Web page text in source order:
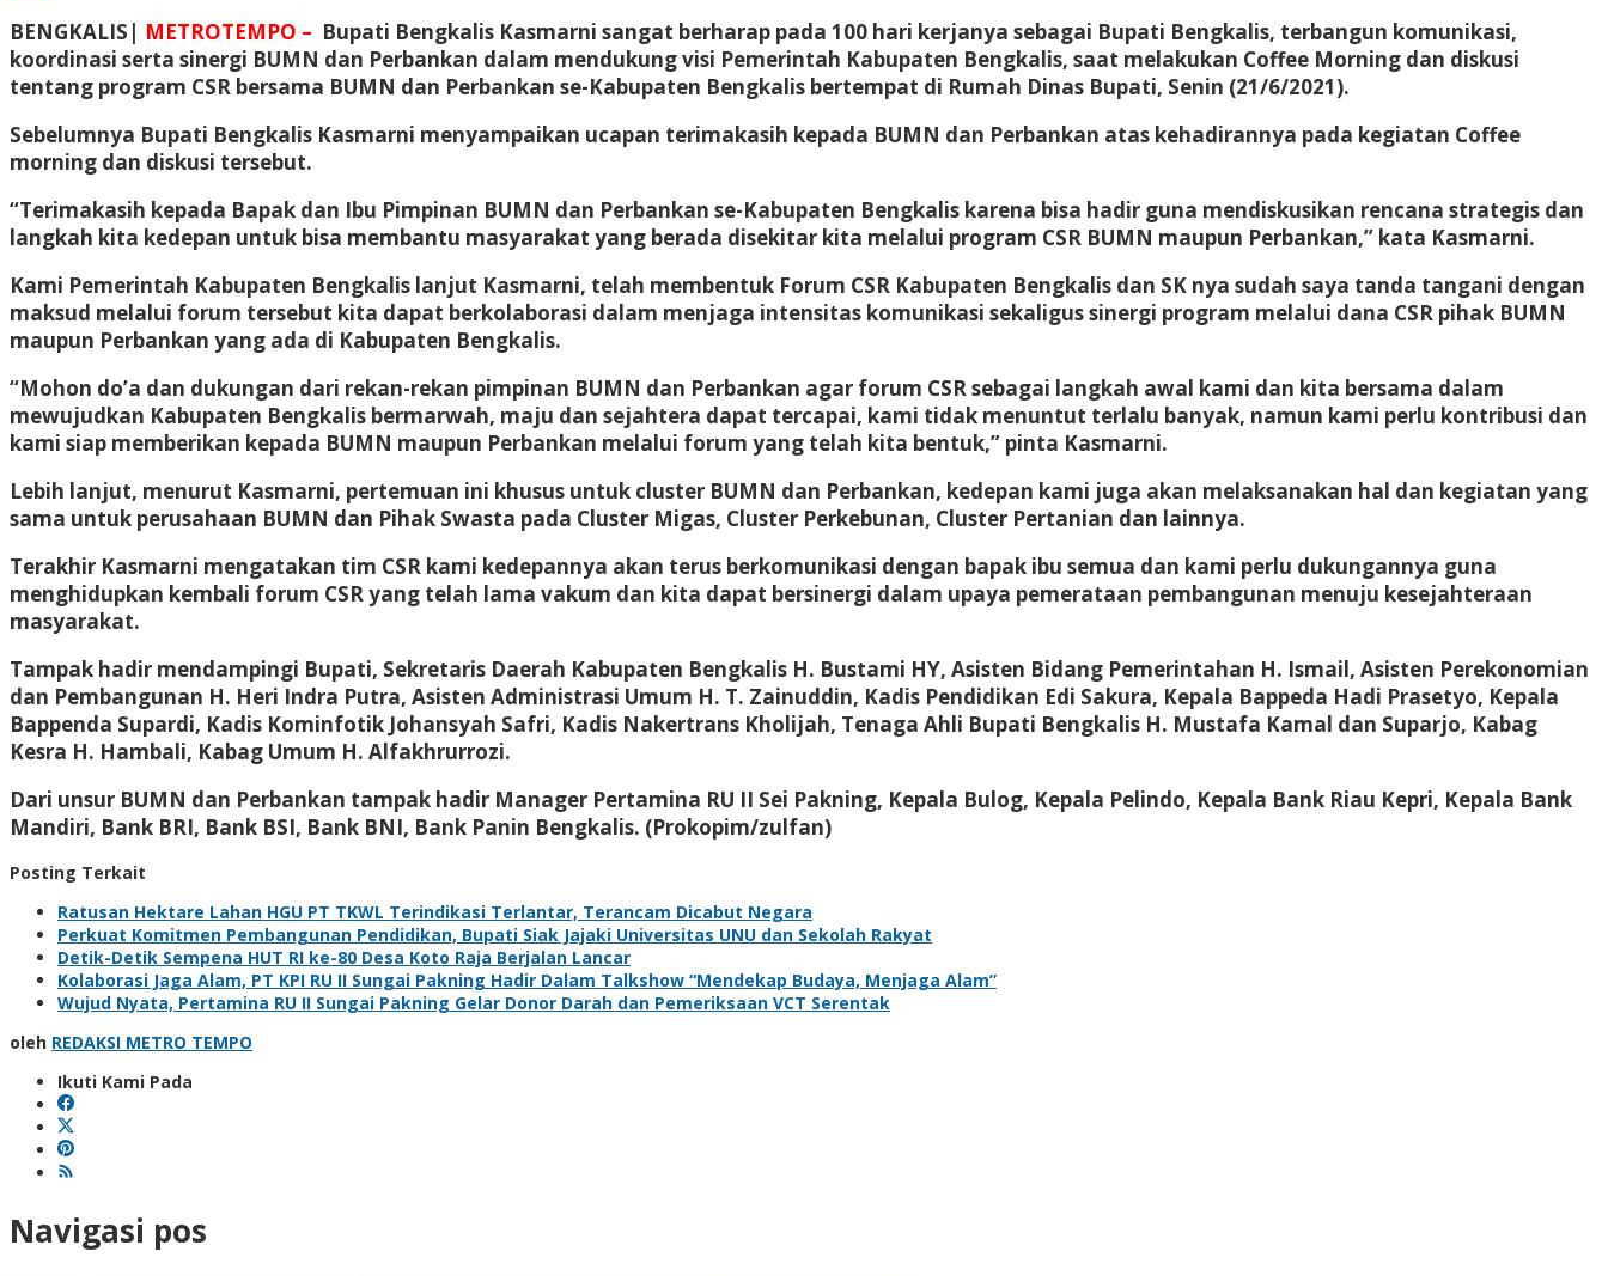
BENGKALIS| METROTEMPO – Bupati Bengkalis Kasmarni sangat berharap pada 100 hari kerjanya sebagai Bupati Bengkalis, terbangun komunikasi,
koordinasi serta sinergi BUMN dan Perbankan dalam mendukung visi Pemerintah Kabupaten Bengkalis, saat melakukan Coffee Morning dan diskusi
tentang program CSR bersama BUMN dan Perbankan se-Kabupaten Bengkalis bertempat di Rumah Dinas Bupati, Senin (21/6/2021).
Sebelumnya Bupati Bengkalis Kasmarni menyampaikan ucapan terimakasih kepada BUMN dan Perbankan atas kehadirannya pada kegiatan Coffee
morning dan diskusi tersebut.
“Terimakasih kepada Bapak dan Ibu Pimpinan BUMN dan Perbankan se-Kabupaten Bengkalis karena bisa hadir guna mendiskusikan rencana strategis dan
langkah kita kedepan untuk bisa membantu masyarakat yang berada disekitar kita melalui program CSR BUMN maupun Perbankan,” kata Kasmarni.
Kami Pemerintah Kabupaten Bengkalis lanjut Kasmarni, telah membentuk Forum CSR Kabupaten Bengkalis dan SK nya sudah saya tanda tangani dengan
maksud melalui forum tersebut kita dapat berkolaborasi dalam menjaga intensitas komunikasi sekaligus sinergi program melalui dana CSR pihak BUMN
maupun Perbankan yang ada di Kabupaten Bengkalis.
“Mohon do’a dan dukungan dari rekan-rekan pimpinan BUMN dan Perbankan agar forum CSR sebagai langkah awal kami dan kita bersama dalam
mewujudkan Kabupaten Bengkalis bermarwah, maju dan sejahtera dapat tercapai, kami tidak menuntut terlalu banyak, namun kami perlu kontribusi dan
kami siap memberikan kepada BUMN maupun Perbankan melalui forum yang telah kita bentuk,” pinta Kasmarni.
Lebih lanjut, menurut Kasmarni, pertemuan ini khusus untuk cluster BUMN dan Perbankan, kedepan kami juga akan melaksanakan hal dan kegiatan yang
sama untuk perusahaan BUMN dan Pihak Swasta pada Cluster Migas, Cluster Perkebunan, Cluster Pertanian dan lainnya.
Terakhir Kasmarni mengatakan tim CSR kami kedepannya akan terus berkomunikasi dengan bapak ibu semua dan kami perlu dukungannya guna
menghidupkan kembali forum CSR yang telah lama vakum dan kita dapat bersinergi dalam upaya pemerataan pembangunan menuju kesejahteraan
masyarakat.
Tampak hadir mendampingi Bupati, Sekretaris Daerah Kabupaten Bengkalis H. Bustami HY, Asisten Bidang Pemerintahan H. Ismail, Asisten Perekonomian
dan Pembangunan H. Heri Indra Putra, Asisten Administrasi Umum H. T. Zainuddin, Kadis Pendidikan Edi Sakura, Kepala Bappeda Hadi Prasetyo, Kepala
Bappenda Supardi, Kadis Kominfotik Johansyah Safri, Kadis Nakertrans Kholijah, Tenaga Ahli Bupati Bengkalis H. Mustafa Kamal dan Suparjo, Kabag
Kesra H. Hambali, Kabag Umum H. Alfakhrurrozi.
Dari unsur BUMN dan Perbankan tampak hadir Manager Pertamina RU II Sei Pakning, Kepala Bulog, Kepala Pelindo, Kepala Bank Riau Kepri, Kepala Bank
Mandiri, Bank BRI, Bank BSI, Bank BNI, Bank Panin Bengkalis. (Prokopim/zulfan)
Posting Terkait
Ratusan Hektare Lahan HGU PT TKWL Terindikasi Terlantar, Terancam Dicabut Negara
Perkuat Komitmen Pembangunan Pendidikan, Bupati Siak Jajaki Universitas UNU dan Sekolah Rakyat
Detik-Detik Sempena HUT RI ke-80 Desa Koto Raja Berjalan Lancar
Kolaborasi Jaga Alam, PT KPI RU II Sungai Pakning Hadir Dalam Talkshow “Mendekap Budaya, Menjaga Alam”
Wujud Nyata, Pertamina RU II Sungai Pakning Gelar Donor Darah dan Pemeriksaan VCT Serentak
oleh REDAKSI METRO TEMPO
Ikuti Kami Pada
Navigasi pos